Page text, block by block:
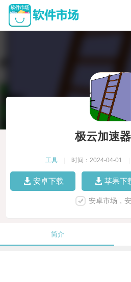
极云加速
工具 时间：2024-04-01
安卓下载 苹果下
安卓市场，
简介